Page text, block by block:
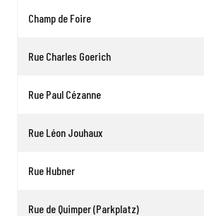
Champ de Foire
Rue Charles Goerich
Rue Paul Cézanne
Rue Léon Jouhaux
Rue Hubner
Rue de Quimper (Parkplatz)